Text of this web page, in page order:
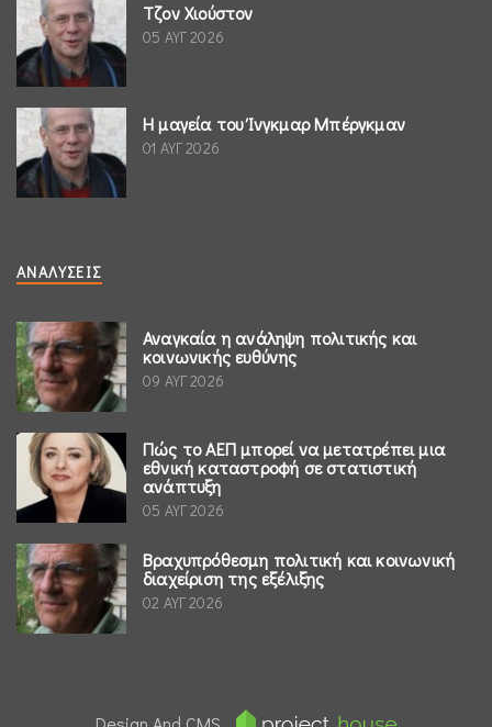
Τζον Χιούστον
05 ΑΥΓ 2026
Η μαγεία του Ίνγκμαρ Μπέργκμαν
01 ΑΥΓ 2026
ΑΝΑΛΎΣΕΙΣ
Αναγκαία η ανάληψη πολιτικής και
κοινωνικής ευθύνης
09 ΑΥΓ 2026
Πώς το ΑΕΠ μπορεί να μετατρέπει μια
εθνική καταστροφή σε στατιστική
ανάπτυξη
05 ΑΥΓ 2026
Βραχυπρόθεσμη πολιτική και κοινωνική
διαχείριση της εξέλιξης
02 ΑΥΓ 2026